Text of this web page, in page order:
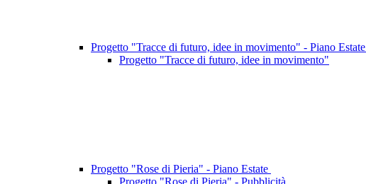
Progetto "Tracce di futuro, idee in movimento" - Piano Estate
Progetto "Tracce di futuro, idee in movimento"
Progetto "Rose di Pieria" - Piano Estate